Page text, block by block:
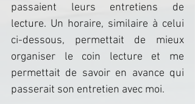
passaient leurs entretiens de
lecture. Un horaire, similaire à celui
ci-dessous, permettait de mieux
organiser le coin lecture et me
permettait de savoir en avance qui
passerait son entretien avec moi.